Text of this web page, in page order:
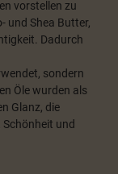
vorstellen zu
und Shea Butter,
Dadurch
sondern
Öle wurden als
Glanz, die
und